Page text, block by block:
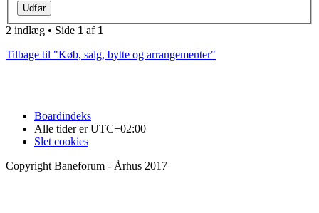
2 indlæg • Side 1 af 1
Tilbage til "Køb, salg, bytte og arrangementer"
Boardindeks
Alle tider erUTC+02:00
Slet cookies
Copyright Baneforum - Århus 2017